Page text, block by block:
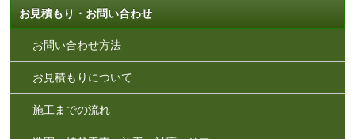
お見積もり・お問い合わせ
お問い合わせ方法
お見積もりについて
施工までの流れ